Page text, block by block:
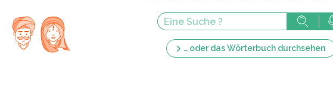
… oder das Wörterbuch durchsehen